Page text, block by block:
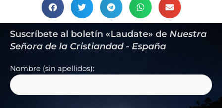
Suscríbete al boletín «Laudate» de Nuestra
Señora de la Cristiandad - España
Nombre (sin apellidos):